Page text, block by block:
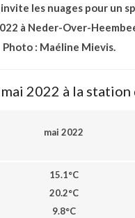
les nuages pour un
à Neder-Over-
Photo : Maéline Mievis.
2022 à la station
mai 2022
15.1°C
20.2°C
9.8°C